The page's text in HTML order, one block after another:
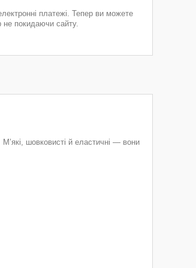
платежі. Тепер ви можете
не покидаючи сайту.
М’які, шовковисті й еластичні — вони